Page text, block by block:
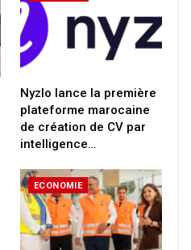
Nyzlo lance la première
plateforme marocaine
de création de CV par
intelligence…
ECONOMIE